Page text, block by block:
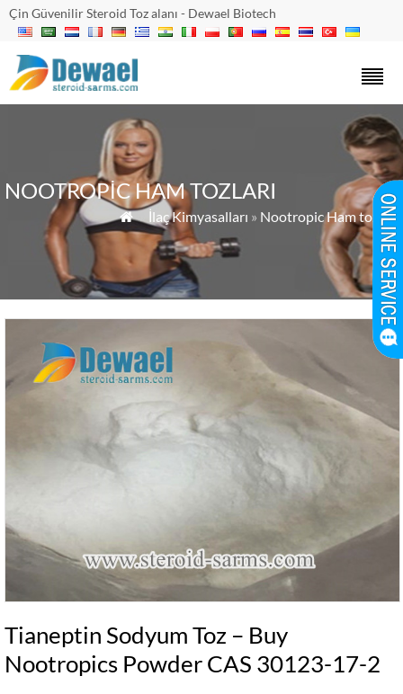
Çin Güvenilir Steroid Toz alanı - Dewael Biotech
NOOTROPIC HAM TOZLARI
 » İlaç Kimyasalları » Nootropic Ham tozları
Tianeptin Sodyum Toz – Buy
Nootropics Powder CAS 30123-17-2